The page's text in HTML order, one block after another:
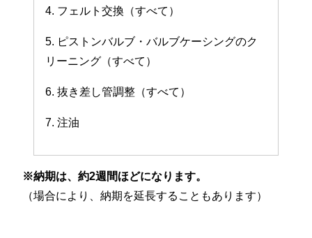
4. フェルト交換（すべて）
5. ピストンバルブ・バルブケーシングのク
リーニング（すべて）
6. 抜き差し管調整（すべて）
7. 注油
※納期は、約2週間ほどになります。
（場合により、納期を延長することもあります）